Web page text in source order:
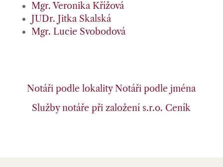
Mgr. Veronika Křížová
JUDr. Jitka Skalská
Mgr. Lucie Svobodová
Notáři podle lokality Notáři podle jména
Služby notáře při založení s.r.o. Ceník